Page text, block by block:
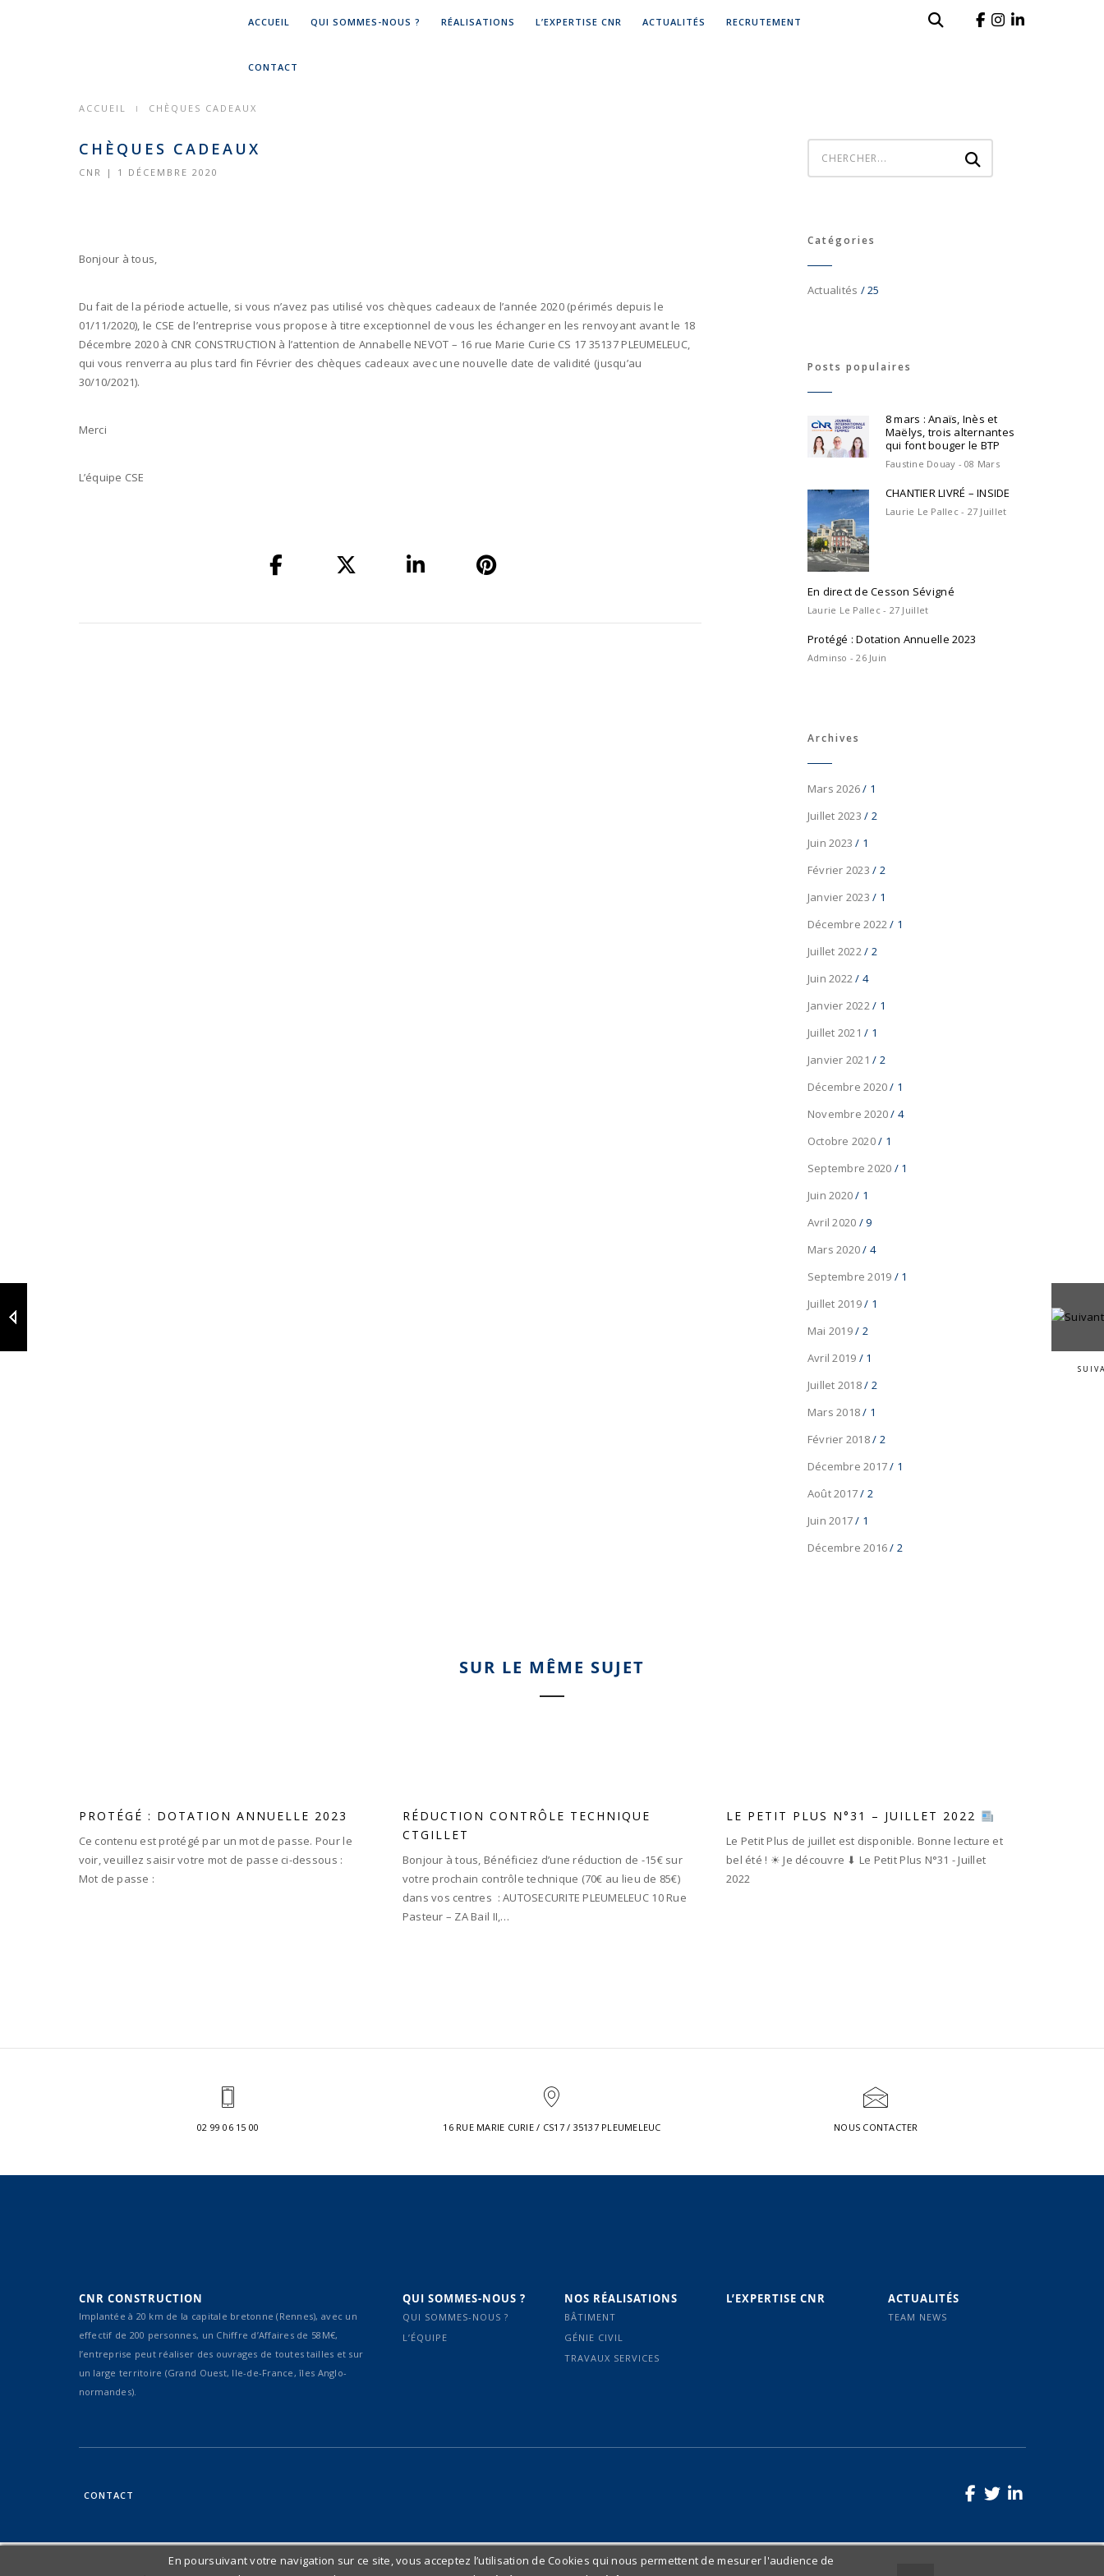
CONSTRUCTION
ACCUEIL QUI SOMMES-NOUS ? RÉALISATIONS L’EXPERTISE CNR ACTUALITÉS RECRUTEMENT
CONTACT
ACCUEIL CHÈQUES CADEAUX
CHÈQUES CADEAUX
CNR | 1 DÉCEMBRE 2020
Bonjour à tous,
Du fait de la période actuelle, si vous n’avez pas utilisé vos chèques cadeaux de l’année 2020 (périmés depuis le
01/11/2020), le CSE de l’entreprise vous propose à titre exceptionnel de vous les échanger en les renvoyant avant le 18
Décembre 2020 à CNR CONSTRUCTION à l’attention de Annabelle NEVOT – 16 rue Marie Curie CS 17 35137 PLEUMELEUC,
qui vous renverra au plus tard fin Février des chèques cadeaux avec une nouvelle date de validité (jusqu’au
30/10/2021).
Merci
L’équipe CSE
Catégories
Actualités / 25
Posts populaires
8 mars : Anaïs, Inès et
Maëlys, trois alternantes
qui font bouger le BTP
Faustine Douay - 08 Mars
CHANTIER LIVRÉ – INSIDE
Laurie Le Pallec - 27 Juillet
En direct de Cesson Sévigné
Laurie Le Pallec - 27 Juillet
Protégé : Dotation Annuelle 2023
Adminso - 26 Juin
Archives
Mars 2026/ 1
Juillet 2023 / 2
Juin 2023 / 1
Février 2023 / 2
Janvier 2023 / 1
Décembre 2022 / 1
Juillet 2022 / 2
Juin 2022 / 4
Janvier 2022 / 1
Juillet 2021 / 1
Janvier 2021 / 2
Décembre 2020/ 1
Novembre 2020/ 4
Octobre 2020/ 1
Septembre 2020 / 1
Juin 2020/ 1
Avril 2020 / 9
Mars 2020/ 4
Septembre 2019 / 1
Juillet 2019/ 1
Mai 2019/ 2
Avril 2019 / 1
Juillet 2018/ 2
Mars 2018/ 1
Février 2018/ 2
Décembre 2017/ 1
Août 2017/ 2
Juin 2017/ 1
Décembre 2016/ 2
SUR LE MÊME SUJET
PROTÉGÉ : DOTATION ANNUELLE 2023
Ce contenu est protégé par un mot de passe. Pour le
voir, veuillez saisir votre mot de passe ci-dessous :
Mot de passe :
RÉDUCTION CONTRÔLE TECHNIQUE
CTGILLET
Bonjour à tous, Bénéficiez d’une réduction de -15€ sur
votre prochain contrôle technique (70€ au lieu de 85€)
dans vos centres : AUTOSECURITE PLEUMELEUC 10 Rue
Pasteur – ZA Bail II,…
LE PETIT PLUS N°31 – JUILLET 2022
Le Petit Plus de juillet est disponible. Bonne lecture et
bel été ! ☀ Je découvre ⬇ Le Petit Plus N°31 - Juillet
2022
02 99 06 15 00 16 RUE MARIE CURIE / CS17 / 35137 PLEUMELEUC NOUS CONTACTER
CNR CONSTRUCTION
Implantée à 20 km de la capitale bretonne (Rennes), avec un
effectif de 200 personnes, un Chiffre d’Affaires de 58M€,
l’entreprise peut réaliser des ouvrages de toutes tailles et sur
un large territoire (Grand Ouest, Ile-de-France, îles Anglo-
normandes).
QUI SOMMES-NOUS ?
QUI SOMMES-NOUS ?
L’ÉQUIPE
NOS RÉALISATIONS
BÂTIMENT
GÉNIE CIVIL
TRAVAUX SERVICES
L’EXPERTISE CNR ACTUALITÉS
TEAM NEWS
CONTACT
En poursuivant votre navigation sur ce site, vous acceptez l’utilisation de Cookies qui nous permettent de mesurer l'audience de